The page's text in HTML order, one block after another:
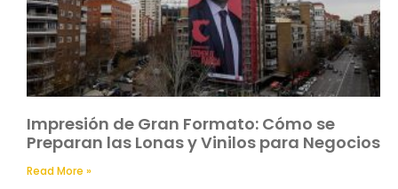
Impresión de Gran Formato: Cómo se
Preparan las Lonas y Vinilos para Negocios
Read More »